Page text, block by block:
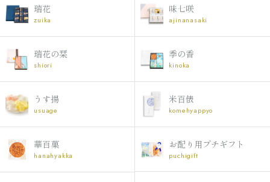
瑞花
zuika
味七咲
ajinanasaki
瑞花の栞
shiori
季の香
kinoka
うす揚
usuage
米百俵
komehyappyo
華百菓
hanahyakka
お配り用プチギフト
puchigift